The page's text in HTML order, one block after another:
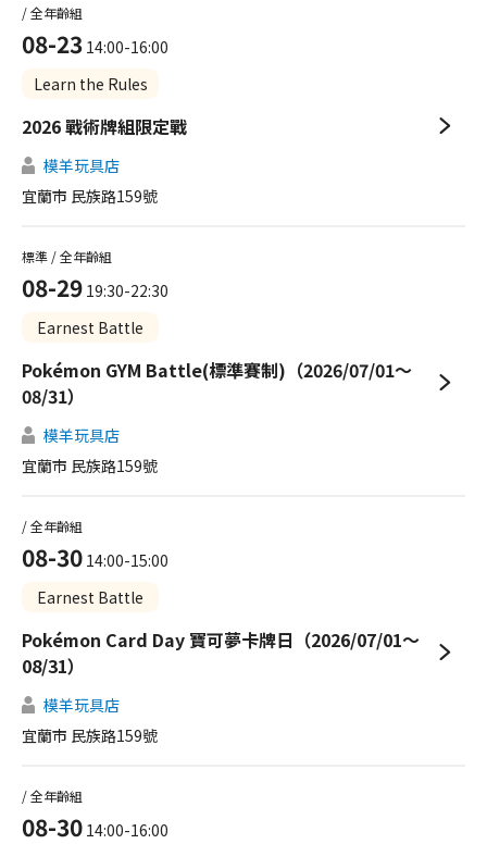
08-23 14:00-16:00
Learn the Rules
/ 全年齡組
2026 戰術牌組限定戰
模羊玩具店
宜蘭市 民族路159號
08-29 19:30-22:30
Earnest Battle
標準 / 全年齡組
Pokémon GYM Battle(標準賽制)（2026/07/01～
08/31）
模羊玩具店
宜蘭市 民族路159號
08-30 14:00-15:00
Earnest Battle
/ 全年齡組
Pokémon Card Day 寶可夢卡牌日（2026/07/01～
08/31）
模羊玩具店
宜蘭市 民族路159號
08-30 14:00-16:00
/ 全年齡組